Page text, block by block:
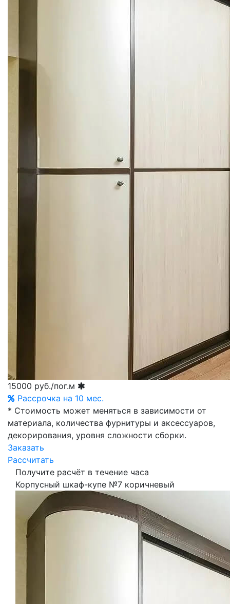
15000 руб./пог.м
Рассрочка на 10 мес.
* Стоимость может меняться в зависимости от
материала, количества фурнитуры и аксессуаров,
декорирования, уровня сложности сборки.
Заказать
Рассчитать
Получите расчёт в течение часа
Корпусный шкаф-купе №7 коричневый